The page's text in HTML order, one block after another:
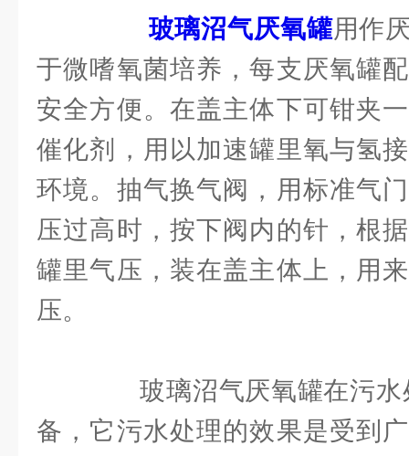
玻璃沼气厌氧罐用作
于微嗜氧菌培养，每支厌氧罐
安全方便。在盖主体下可钳夹
催化剂，用以加速罐里氧与氢
环境。抽气换气阀，用标准气
压过高时，按下阀内的针，根
罐里气压，装在盖主体上，用
压。
玻璃沼气厌氧罐在污水
备，它污水处理的效果是受到